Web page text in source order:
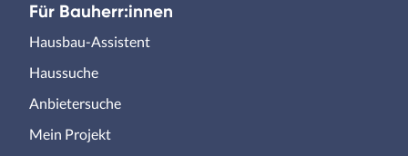
Für Bauherr:innen
Hausbau-Assistent
Haussuche
Anbietersuche
Mein Projekt